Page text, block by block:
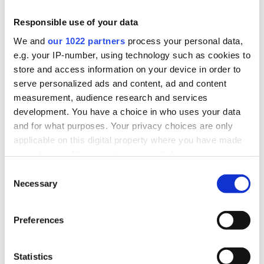
Responsible use of your data
We and our 1022 partners process your personal data,
e.g. your IP-number, using technology such as cookies to
store and access information on your device in order to
serve personalized ads and content, ad and content
measurement, audience research and services
development. You have a choice in who uses your data
and for what purposes. Your privacy choices are only
applicable on this digital property where you have made
the Privacy trigger icon.
Collect information about your geographical
meters
Selection
Necessary
Preferences
Statistics
2060 Antwerpen
SOCIAL MEDIA